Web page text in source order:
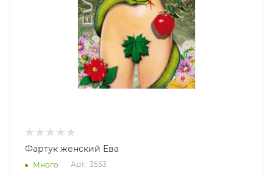
Фартук женский Ева
Много Арт.: 3553